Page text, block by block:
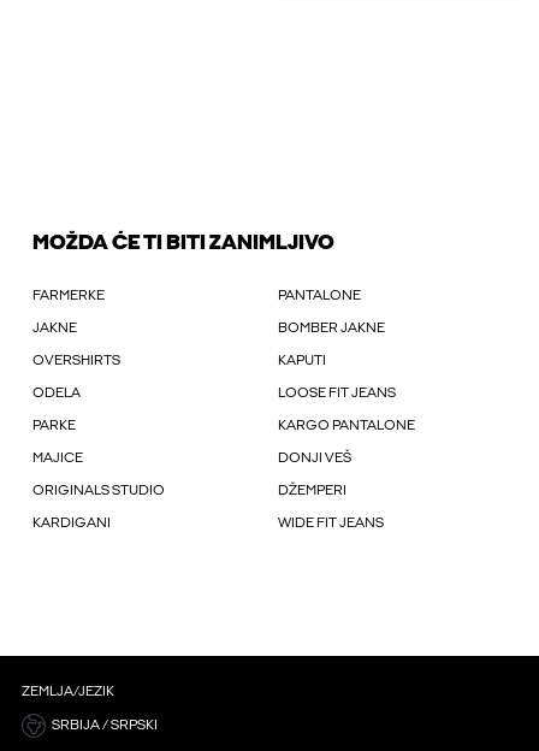
MOŽDA ĆE TI BITI ZANIMLJIVO
FARMERKE PANTALONE
JAKNE BOMBER JAKNE
OVERSHIRTS KAPUTI
ODELA LOOSE FIT JEANS
PARKE KARGO PANTALONE
MAJICE DONJI VEŠ
ORIGINALS STUDIO DŽEMPERI
KARDIGANI WIDE FIT JEANS
ZEMLJA/JEZIK
SRBIJA / SRPSKI